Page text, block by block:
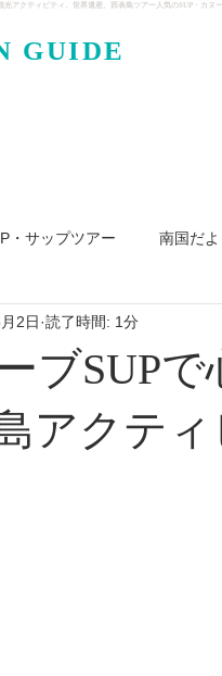
アクティビティ、世界遺産、西表島ツアー人気のSUP・
GUIDE
・サップツアー 南国だよ
島 ヨット
ブSUP
アクティ
2日 読了時間: 1分